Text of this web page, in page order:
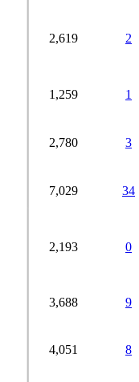
2,619
1,259
2,780
34
7,029
2,193
3,688
4,051